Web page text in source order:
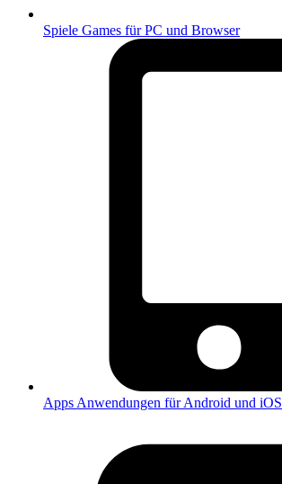
Spiele Games für PC und Browser
Apps Anwendungen für Android und iOS